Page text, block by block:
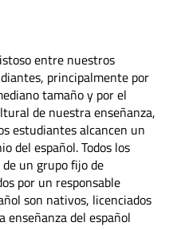
entre nuestros
principalmente por
tamaño y por el
de nuestra enseñanza,
estudiantes alcancen un
del español. Todos los
un grupo fijo de
por un responsable
son nativos, licenciados
enseñanza del español